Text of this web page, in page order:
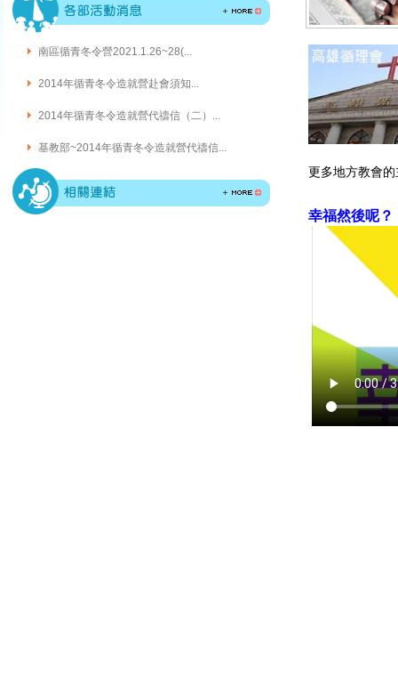
南區循青冬令營2021.1.26~28(...
2014年循青冬令造就營赴會須知...
2014年循青冬令造就營代禱信（二）...
基教部~2014年循青冬令造就營代禱信...
更多地方教會
幸福然後呢？